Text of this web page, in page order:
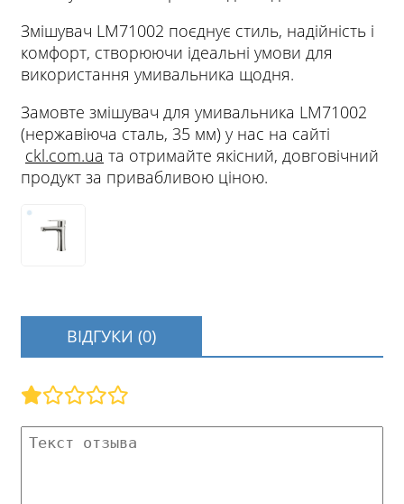
Змішувач LM71002 поєднує стиль, надійність і
комфорт, створюючи ідеальні умови для
використання умивальника щодня.
Замовте змішувач для умивальника LM71002
(нержавіюча сталь, 35 мм) у нас на сайті
ckl.com.ua та отримайте якісний, довговічний
продукт за привабливою ціною.
ВІДГУКИ (0)